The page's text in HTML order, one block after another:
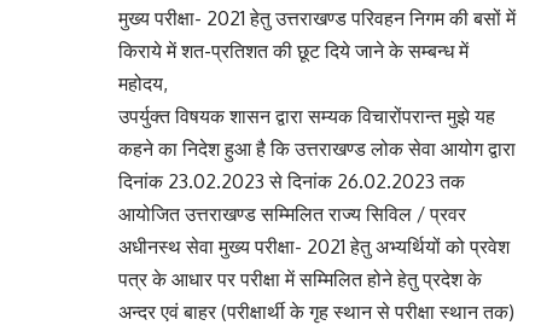
मुख्य परीक्षा- 2021 हेतु उत्तराखण्ड परिवहन निगम की बसों में
किराये में शत-प्रतिशत की छूट दिये जाने के सम्बन्ध में
महोदय,
उपर्युक्त विषयक शासन द्वारा सम्यक विचारोंपरान्त मुझे यह
कहने का निदेश हुआ है कि उत्तराखण्ड लोक सेवा आयोग द्वारा
दिनांक 23.02.2023 से दिनांक 26.02.2023 तक
आयोजित उत्तराखण्ड सम्मिलित राज्य सिविल / प्रवर
अधीनस्थ सेवा मुख्य परीक्षा- 2021 हेतु अभ्यर्थियों को प्रवेश
पत्र के आधार पर परीक्षा में सम्मिलित होने हेतु प्रदेश के
अन्दर एवं बाहर (परीक्षार्थी के गृह स्थान से परीक्षा स्थान तक)